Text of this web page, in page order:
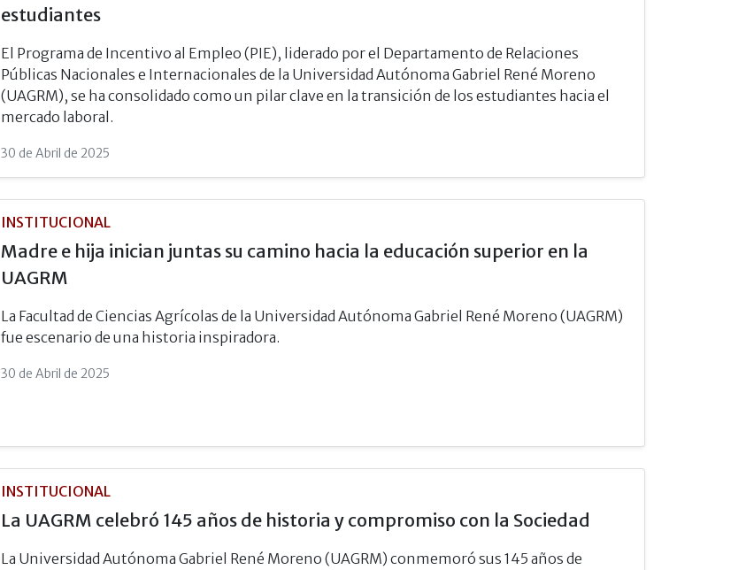
estudiantes
El Programa de Incentivo al Empleo (PIE), liderado por el Departamento de Relaciones
Públicas Nacionales e Internacionales de la Universidad Autónoma Gabriel René Moreno
(UAGRM), se ha consolidado como un pilar clave en la transición de los estudiantes hacia el
mercado laboral.
30 de Abril de 2025
INSTITUCIONAL
Madre e hija inician juntas su camino hacia la educación superior en la
UAGRM
La Facultad de Ciencias Agrícolas de la Universidad Autónoma Gabriel René Moreno (UAGRM)
fue escenario de una historia inspiradora.
30 de Abril de 2025
INSTITUCIONAL
La UAGRM celebró 145 años de historia y compromiso con la Sociedad
La Universidad Autónoma Gabriel René Moreno (UAGRM) conmemoró sus 145 años de